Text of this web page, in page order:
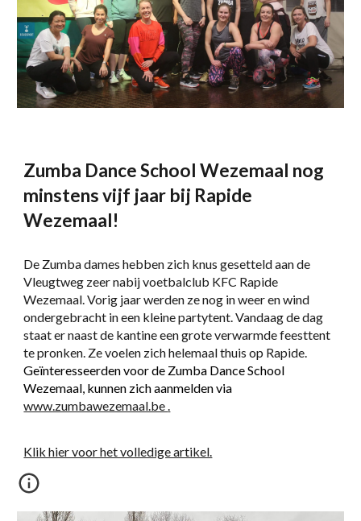
Zumba Dance School Wezemaal nog
minstens vijf jaar bij Rapide
Wezemaal!
De Zumba dames hebben zich knus gesetteld aan de
Vleugtweg zeer nabij voetbalclub KFC Rapide
Wezemaal. Vorig jaar werden ze nog in weer en wind
ondergebracht in een kleine partytent. Vandaag de dag
staat er naast de kantine een grote verwarmde feesttent
te pronken. Ze voelen zich helemaal thuis op Rapide.
Geïnteresseerden voor de Zumba Dance School
Wezemaal, kunnen zich aanmelden via
www.zumbawezemaal.be.
Klik hier voor het volledige artikel.